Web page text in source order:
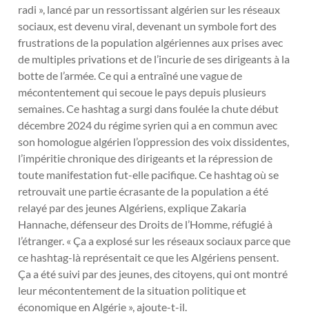
radi », lancé par un ressortissant algérien sur les réseaux
sociaux, est devenu viral, devenant un symbole fort des
frustrations de la population algériennes aux prises avec
de multiples privations et de l’incurie de ses dirigeants à la
botte de l’armée. Ce qui a entraîné une vague de
mécontentement qui secoue le pays depuis plusieurs
semaines. Ce hashtag a surgi dans foulée la chute début
décembre 2024 du régime syrien qui a en commun avec
son homologue algérien l’oppression des voix dissidentes,
l’impéritie chronique des dirigeants et la répression de
toute manifestation fut-elle pacifique. Ce hashtag où se
retrouvait une partie écrasante de la population a été
relayé par des jeunes Algériens, explique Zakaria
Hannache, défenseur des Droits de l’Homme, réfugié à
l’étranger. « Ça a explosé sur les réseaux sociaux parce que
ce hashtag-là représentait ce que les Algériens pensent.
Ça a été suivi par des jeunes, des citoyens, qui ont montré
leur mécontentement de la situation politique et
économique en Algérie », ajoute-t-il.